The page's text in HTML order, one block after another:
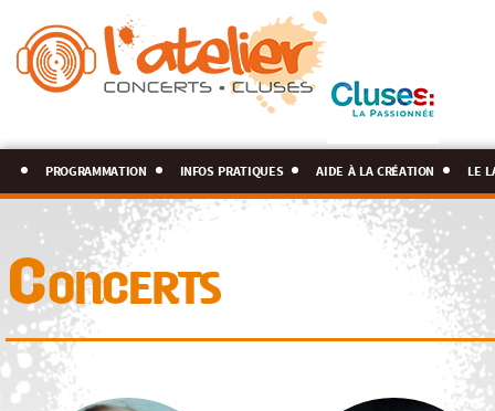
programmation infos pratiques aide à la création le
Concerts